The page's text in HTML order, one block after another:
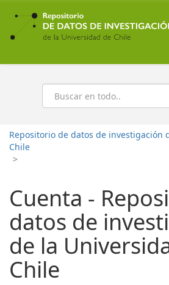
Ir
contenido
principal
Buscar
Repositorio de datos de investigación
Chile
>
Cuenta -
datos de
de la
Chile